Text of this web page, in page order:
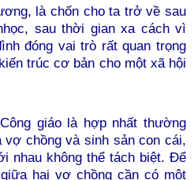
là chốn cho ta trở về sau
sau thời gian xa cách vì
đóng vai trò rất quan trọng
trúc cơ bản cho một xã hội
giáo là hợp nhất thường
chồng và sinh sản con cái,
nhau không thể tách biệt. Để
hai vợ chồng cần có một